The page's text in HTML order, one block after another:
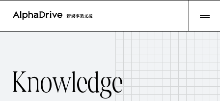
Knowledge